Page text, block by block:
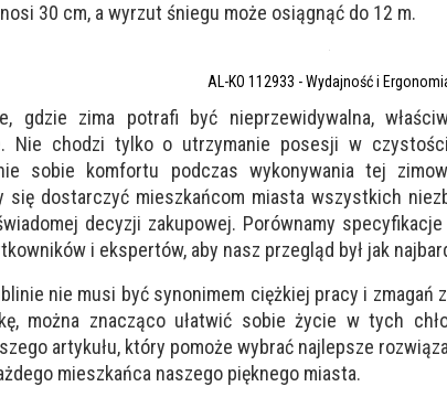
30 cm, a wyrzut śniegu może osiągnąć do 12 m.
AL-KO 112933 - Wydajność i
gdzie zima potrafi być nieprzewidywalna,
Nie chodzi tylko o utrzymanie posesji w
sobie komfortu podczas wykonywania tej
się dostarczyć mieszkańcom miasta wszystkich
decyzji zakupowej. Porównamy
i ekspertów, aby nasz przegląd był jak
nie musi być synonimem ciężkiej pracy i zmagań
można znacząco ułatwić sobie życie w tych
artykułu, który pomoże wybrać najlepsze
mieszkańca naszego pięknego miasta.